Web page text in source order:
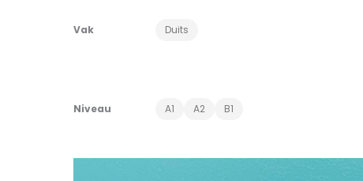
Vak Duits
Niveau A1 A2 B1